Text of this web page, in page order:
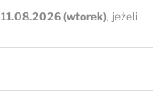
11.08.2026 (wtorek), jeżeli